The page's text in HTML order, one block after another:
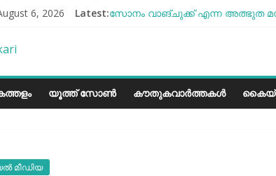
6, 2026 Latest:സോനം വാങ്ചുക്ക് എന്ന അത്ഭുത
ചില്ലുഭരണിയിലെ പാരീസ്
യൂത്ത് സോൺ കൗതുകവാർത്തകൾ
മീഡിയ